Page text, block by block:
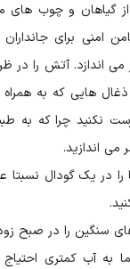
گیاهان و چوب های
امنی برای
می اندازد. آتش را
هایی که به همراه
نکنید چرا که به
می اندازید.
سنگین را در صبح
به آب کمتری